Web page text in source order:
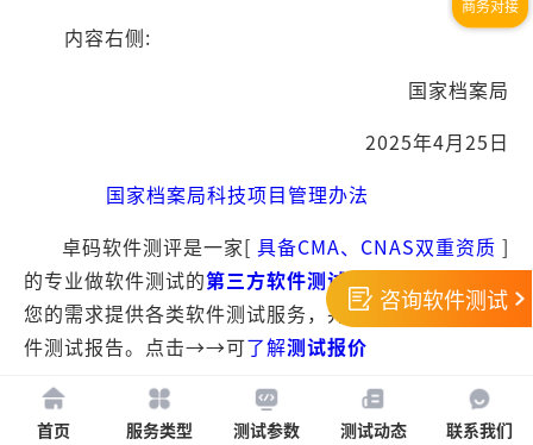
内容右侧:
国家档案局
2025年4月25日
国家档案局科技项目管理办法
卓码软件测评是一家[ 具备CMA、CNAS双重资质 ]
的专业做软件测试的第三方软件测试服务机构, 可根据
您的需求提供各类软件测试服务，并出具合格有效的软
件测试报告。点击→→可了解测试报价
部分文字、图片来自网络，如涉及侵权，请及时与
我们联系，我们会在第一时间删除或处理侵权内容。负
咨询软件测试
首页 服务类型 测试参数 测试动态 联系我们